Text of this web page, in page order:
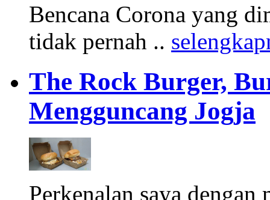
Bencana Corona yang
tidak pernah ..
The Rock Burger,
Mengguncang Jogja
Perkenalan saya